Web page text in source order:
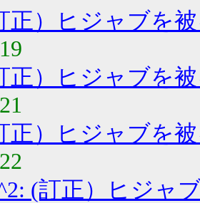
正）ヒジャブを
正）ヒジャブを
正）ヒジャブを
(訂正）ヒジャ